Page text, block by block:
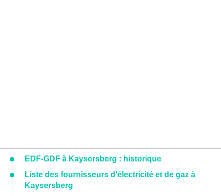
EDF-GDF à Kaysersberg : historique
Liste des fournisseurs d'électricité et de gaz à
Kaysersberg